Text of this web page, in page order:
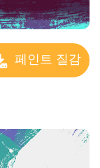
페인트 질감